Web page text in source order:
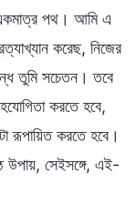
পথ। আমি এ
করেছ, নিজের
তুমি সচেতন। তবে
করতে হবে,
রূপায়িত করতে হবে।
উপায়, সেইসঙ্গে, এই-